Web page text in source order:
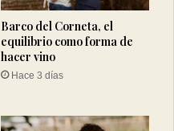
Barco del Corneta, el
equilibrio como forma de
hacer vino
Hace 3 días